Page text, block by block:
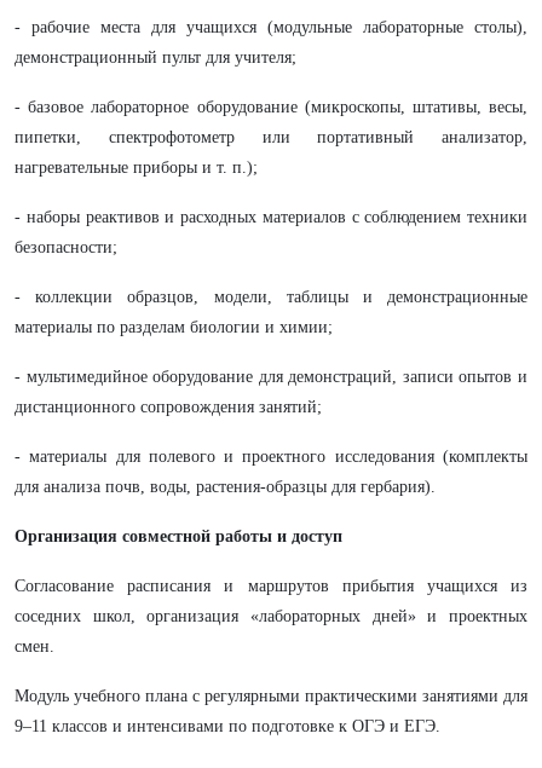
- рабочие места для учащихся (модульные лабораторные столы),
демонстрационный пульт для учителя;
- базовое лабораторное оборудование (микроскопы, штативы, весы,
пипетки, спектрофотометр или портативный анализатор,
нагревательные приборы и т. п.);
- наборы реактивов и расходных материалов с соблюдением техники
безопасности;
- коллекции образцов, модели, таблицы и демонстрационные
материалы по разделам биологии и химии;
- мультимедийное оборудование для демонстраций, записи опытов и
дистанционного сопровождения занятий;
- материалы для полевого и проектного исследования (комплекты
для анализа почв, воды, растения‑образцы для гербария).
Организация совместной работы и доступ
Согласование расписания и маршрутов прибытия учащихся из
соседних школ, организация «лабораторных дней» и проектных
смен.
Модуль учебного плана с регулярными практическими занятиями для
9–11 классов и интенсивами по подготовке к ОГЭ и ЕГЭ.